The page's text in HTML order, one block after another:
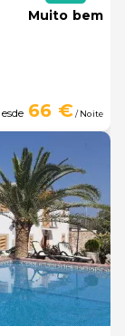
Muito bem
66 €/ Noite